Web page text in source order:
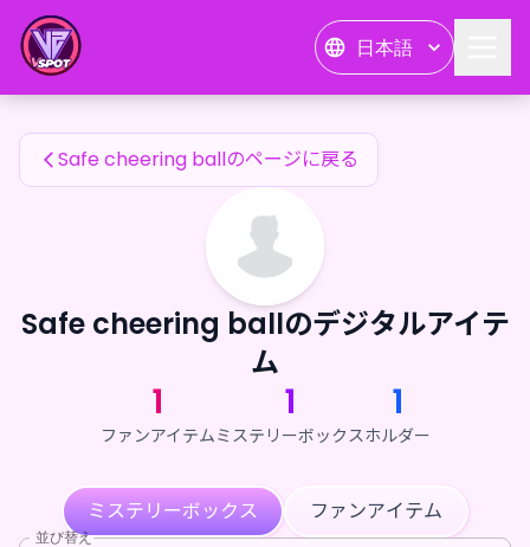
日本語
Safe cheering ballのファンアイテム
Safe cheering ballのページに戻る
Safe cheering ballのデジタルアイテ
ム
1
ファンアイテム
1
ミステリーボックス
1
ホルダー
ミステリーボックス ファンアイテム
並び替え
Safe cheering ballのファンアイテム — 24karat